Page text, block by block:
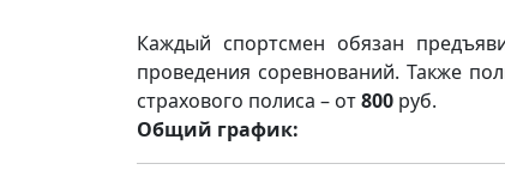
Каждый спортсмен обязан
проведения соревнований. Также
страхового полиса – от800 руб.
Общий график: